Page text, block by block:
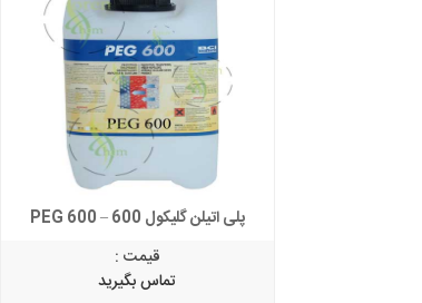
پلی اتیلن گلیکول 600 – PEG 600
قیمت :
تماس بگیرید